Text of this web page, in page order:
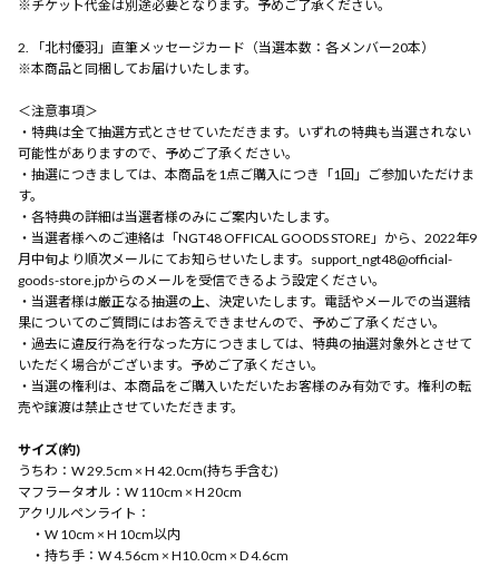
※チケット代金は別途必要となります。予めご了承ください。
2. 「北村優羽」直筆メッセージカード（当選本数：各メンバー20本）
※本商品と同梱してお届けいたします。
＜注意事項＞
・特典は全て抽選方式とさせていただきます。いずれの特典も当選されない
可能性がありますので、予めご了承ください。
・抽選につきましては、本商品を1点ご購入につき「1回」ご参加いただけま
す。
・各特典の詳細は当選者様のみにご案内いたします。
・当選者様へのご連絡は「NGT48 OFFICAL GOODS STORE」から、2022年9
月中旬より順次メールにてお知らせいたします。support_ngt48@official-
goods-store.jpからのメールを受信できるよう設定ください。
・当選者様は厳正なる抽選の上、決定いたします。電話やメールでの当選結
果についてのご質問にはお答えできませんので、予めご了承ください。
・過去に違反行為を行なった方につきましては、特典の抽選対象外とさせて
いただく場合がございます。予めご了承ください。
・当選の権利は、本商品をご購入いただいたお客様のみ有効です。権利の転
売や譲渡は禁止させていただきます。
サイズ(約)
うちわ：W 29.5cm × H 42.0cm(持ち手含む)
マフラータオル：W 110cm × H 20cm
アクリルペンライト：
・W 10cm × H 10cm以内
・持ち手：W 4.56cm × H10.0cm × D 4.6cm